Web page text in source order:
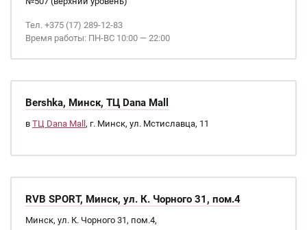
Тел. +375 (17) 289-12-83
Время работы: ПН-ВС 10:00 — 22:00
Bershka, Минск, ТЦ Dana Mall
в ТЦ Dana Mall , г. Минск, ул. Мстиславца, 11
RVB SPORT, Минск, ул. К. Чорного 31, пом.4
Минск, ул. К. Чорного 31, пом.4,